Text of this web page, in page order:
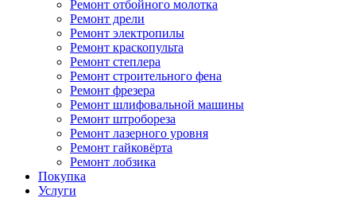
Ремонт отбойного молотка
Ремонт дрели
Ремонт электропилы
Ремонт краскопульта
Ремонт степлера
Ремонт строительного фена
Ремонт фрезера
Ремонт шлифовальной машины
Ремонт штробореза
Ремонт лазерного уровня
Ремонт гайковёрта
Ремонт лобзика
Покупка
Услуги